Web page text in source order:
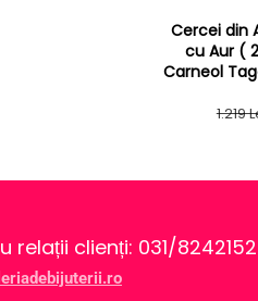
Cercei din
cu Aur (
Carneol
1.219
relații clienți: 031/8242152